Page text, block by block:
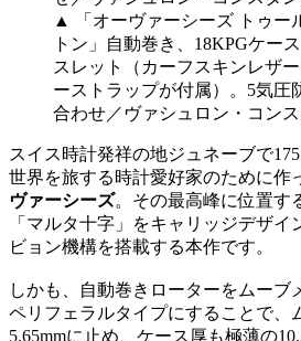
▲ 「オーヴァーシーズ トゥー
トン」自動巻き、18KPGケー
スレット（カーフスキンレザ
ーストラップが付属）。5気圧
合わせ／ヴァシュロン・コン
スイス時計発祥の地ジュネーブで
世界を旅する時計愛好家のために作
ヴァーシーズ。その最高峰に位置す
「マルタ十字」をキャリッジデザ
ビョン機構を搭載する本作です。
しかも、自動巻きローターをムーブ
ペリフェラルタイプにすることで、
5.65mmに止め、ケース厚も極薄の